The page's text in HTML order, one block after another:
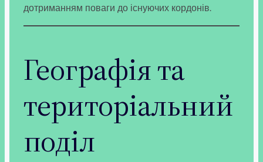
дотриманням поваги до існуючих кордонів.
Географія та
територіальний
поділ